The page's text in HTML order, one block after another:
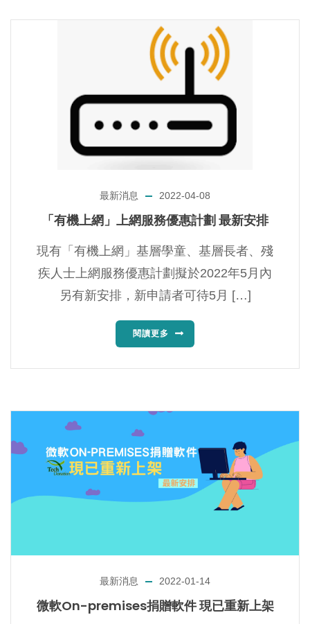
最新消息 2022-04-08
「有機上網」上網服務優惠計劃 最新安排
現有「有機上網」基層學童、基層長者、殘
疾人士上網服務優惠計劃擬於2022年5月內
另有新安排，新申請者可待5月 […]
閱讀更多
最新消息 2022-01-14
微軟On-premises捐贈軟件 現已重新上架